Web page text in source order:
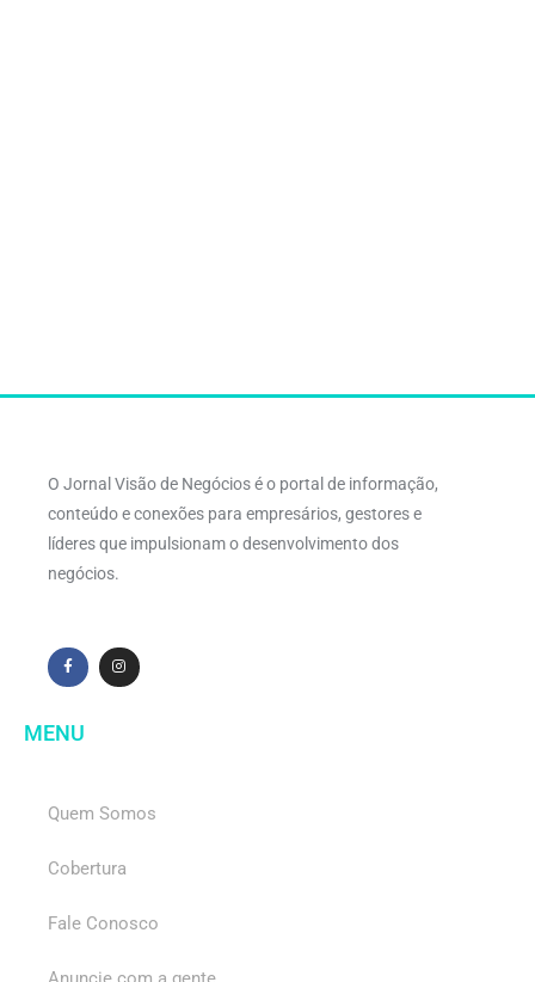
O Jornal Visão de Negócios é o portal de informação,
conteúdo e conexões para empresários, gestores e
líderes que impulsionam o desenvolvimento dos
negócios.
MENU
Quem Somos
Cobertura
Fale Conosco